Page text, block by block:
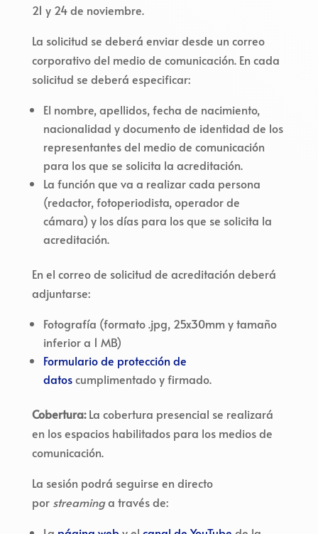
21 y 24 de noviembre.
La solicitud se deberá enviar desde un correo
corporativo del medio de comunicación. En cada
solicitud se deberá especificar:
El nombre, apellidos, fecha de nacimiento,
nacionalidad y documento de identidad de los
representantes del medio de comunicación
para los que se solicita la acreditación.
La función que va a realizar cada persona
(redactor, fotoperiodista, operador de
cámara) y los días para los que se solicita la
acreditación.
En el correo de solicitud de acreditación deberá
adjuntarse:
Fotografía (formato .jpg, 25x30mm y tamaño
inferior a 1 MB)
Formulario de protección de
datoscumplimentado y firmado.
Cobertura:La cobertura presencial se realizará
en los espacios habilitados para los medios de
comunicación.
La sesión podrá seguirse en directo
por streaminga través de: